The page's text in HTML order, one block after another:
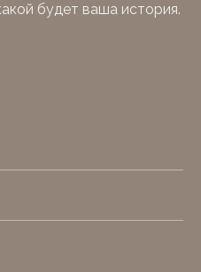
будет ваша история.